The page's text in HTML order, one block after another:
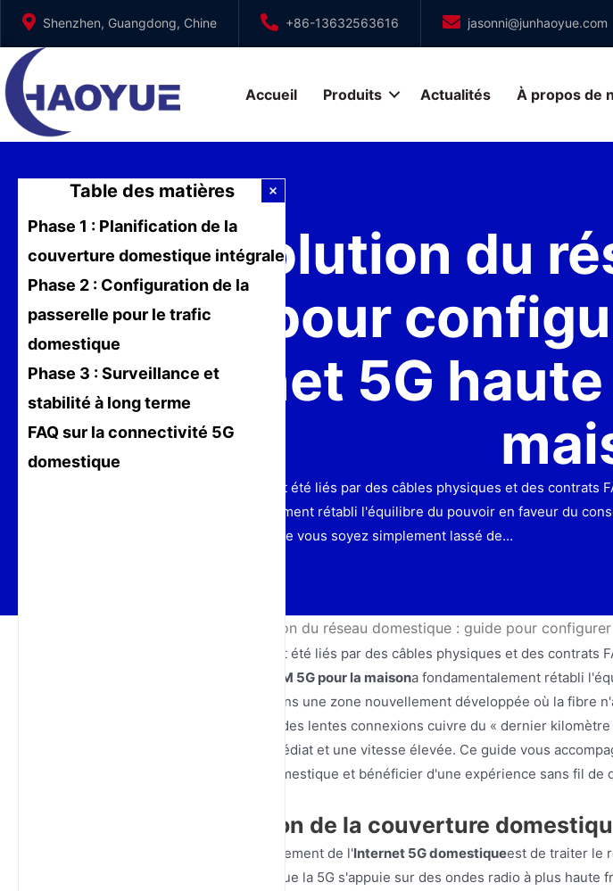
Aller
contenu
Shenzhen, Guangdong, Chine +86-13632563616 jasonni@junhaoyue.com
Accueil Produits Actualités À propos de
La révolution du
guide pour
Internet 5G
Pendant des années, les foyers ont été liés par des câbles physiques et des
usage domestique a fondamentalement rétabli l'équilibre du pouvoir en faveur du
n'a pas encore été déployée, ou que vous soyez simplement lassé de…
La révolution du réseau domestique : guide pour
Table des matières
Phase 1 : Planification de la
couverture domestique intégrale
Phase 2 : Configuration de la
passerelle pour le trafic
domestique
Phase 3 : Surveillance et
stabilité à long terme
FAQ sur la connectivité 5G
domestique
Pendant des années, les foyers ont été liés par des câbles physiques et des contrats
meilleur routeur SIM 5G pour la maisona fondamentalement rétabli
consommateur. Que vous viviez dans une zone nouvellement développée où la fibre
que vous soyez simplement lassé des lentes connexions cuivre du « dernier
sur SIM offre un soulagement immédiat et une vitesse élevée. Ce guide vous
optimiser votre environnement domestique et bénéficier d'une expérience sans fil de
Phase 1 : Planification de la couverture
Une erreur courante lors du déploiement de l'Internet 5G domestiqueest de traiter le
d'intérieur standard. Étant donné que la 5G s'appuie sur des ondes radio à plus haute